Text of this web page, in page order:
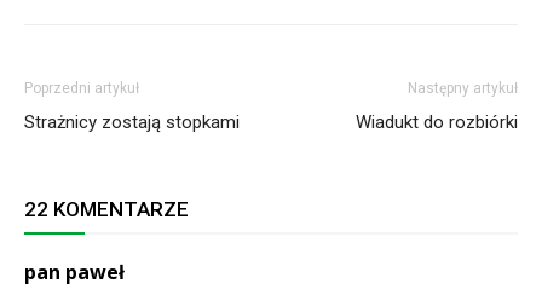
Poprzedni artykuł
Strażnicy zostają stopkami
Następny artykuł
Wiadukt do rozbiórki
22 KOMENTARZE
pan paweł